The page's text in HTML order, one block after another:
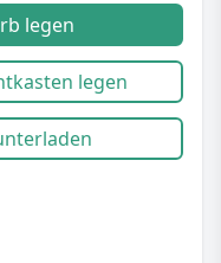
legen
legen